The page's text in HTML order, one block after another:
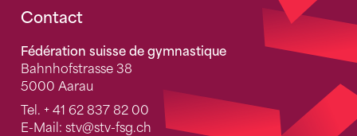
Fusszeile
Contact
Fédération suisse de gymnastique
Bahnhofstrasse 38
5000 Aarau
Tel. + 41 62 837 82 00
E-Mail: stv@stv-fsg.ch